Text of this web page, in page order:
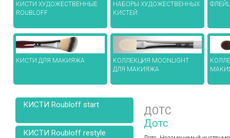
КИСТИ ХУДОЖЕСТВЕННЫЕ
ROUBLOFF
НАБОРЫ ХУДОЖЕСТВЕННЫХ
КИСТЕЙ
КИСТИ ДЛЯ МАКИЯЖА
КОЛЛЕКЦИЯ MOONLIGHT
ДЛЯ МАКИЯЖА
КИСТИ Roubloff start
КИСТИ Roubloff restyle
ДОТС
Дотс